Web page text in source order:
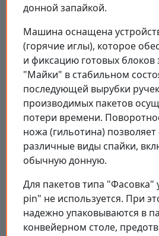
донной запайкой.
Машина оснащена
(горячие иглы), которое
и фиксацию готовых блоков
"Майки" в стабильном
последующей вырубки
производимых пакетов
потери времени.
ножа (гильотина)
различные виды спайки,
обычную донную.
Для пакетов типа "Фасовка"
pin" не используется. При
надежно упаковываются в
конвейерном столе,